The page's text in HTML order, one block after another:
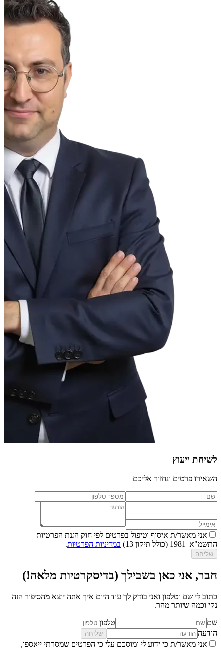
לשיחת ייעוץ
השאירו פרטים ונחזור אליכם
אני מאשר/ת איסוף וטיפול בפרטים לפי חוק הגנת הפרטיות
התשמ"א–1981 (כולל תיקון 13)
במדיניות הפרטיות.
שליחה
חבר, אני כאן בשבילך (בדיסקרטיות מלאה!)
כתוב לי שם וטלפון ואני בודק לך עוד היום איך אתה יוצא מהסיפור הזה
נקי וכמה שיותר מהר.
שם
טלפון
הודעה
שליחה
אני מאשר/ת כי ידוע לי ומוסכם עלי כי הפרטים שמסרתי ייאספו,